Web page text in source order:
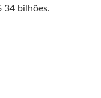
34 bilhões.